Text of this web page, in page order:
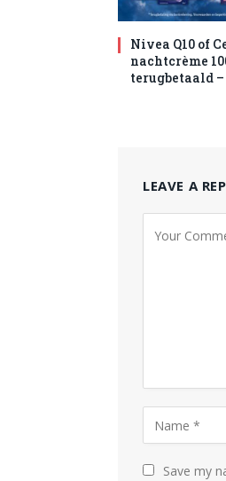
Nivea Q10 of
nachtcrème
terugbetaald –
LEAVE A
Save my